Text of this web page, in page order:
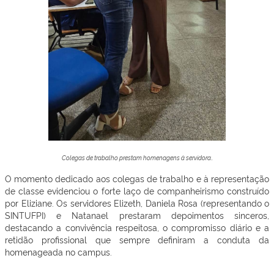
Colegas de trabalho prestam homenagens à servidora.
O momento dedicado aos colegas de trabalho e à representação
de classe evidenciou o forte laço de companheirismo construído
por Eliziane. Os servidores Elizeth, Daniela Rosa (representando o
SINTUFPI) e Natanael prestaram depoimentos sinceros,
destacando a convivência respeitosa, o compromisso diário e a
retidão profissional que sempre definiram a conduta da
homenageada no campus.